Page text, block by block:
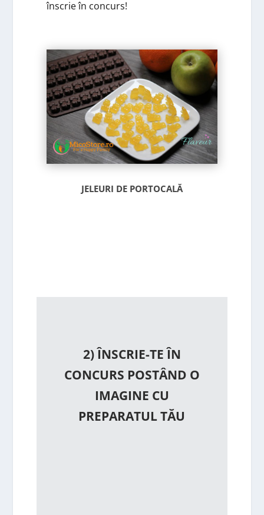
înscrie în concurs!
JELEURI DE PORTOCALĂ
2) ÎNSCRIE-TE ÎN
CONCURS POSTÂND O
IMAGINE CU
PREPARATUL TĂU